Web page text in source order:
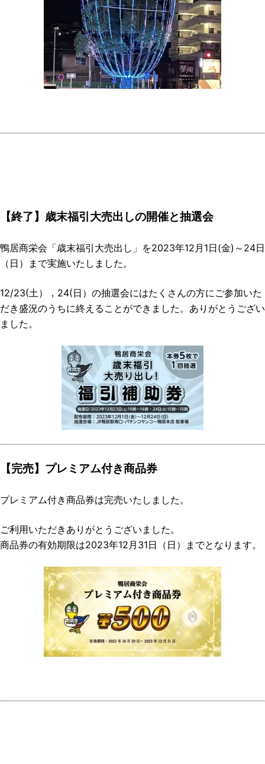
【終了】歳末福引大売出しの開催と抽選会
鴨居商栄会「歳末福引大売出し」を2023年12月1日(金)～24日
（日）まで実施いたしました。
12/23(土），24(日）の抽選会にはたくさんの方にご参加いた
だき盛況のうちに終えることができました。ありがとうござい
ました。
【完売】プレミアム付き商品券
プレミアム付き商品券は完売いたしました。
ご利用いただきありがとうございました。
商品券の有効期限は2023年12月31日（日）までとなります。